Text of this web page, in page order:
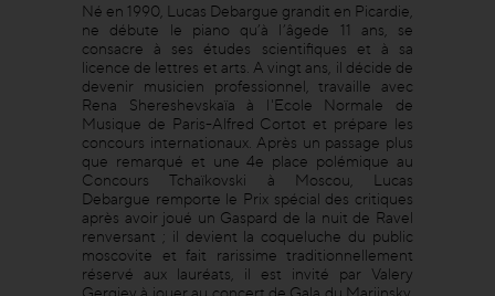
Né en 1990, Lucas Debargue grandit en Picardie,
ne débute le piano qu’à l’âgede 11 ans, se
consacre à ses études scientifiques et à sa
licence de lettres et arts. A vingt ans, il décide de
devenir musicien professionnel, travaille avec
Rena Shereshevskaïa à l'Ecole Normale de
Musique de Paris-Alfred Cortot et prépare les
concours internationaux. Après un passage plus
que remarqué et une 4e place polémique au
Concours Tchaïkovski à Moscou, Lucas
Debargue remporte le Prix spécial des critiques
après avoir joué un Gaspard de la nuit de Ravel
renversant ; il devient la coqueluche du public
moscovite et fait rarissime traditionnellement
réservé aux lauréats, il est invité par Valery
Gergiev à jouer au concert de Gala du Mariinsky.